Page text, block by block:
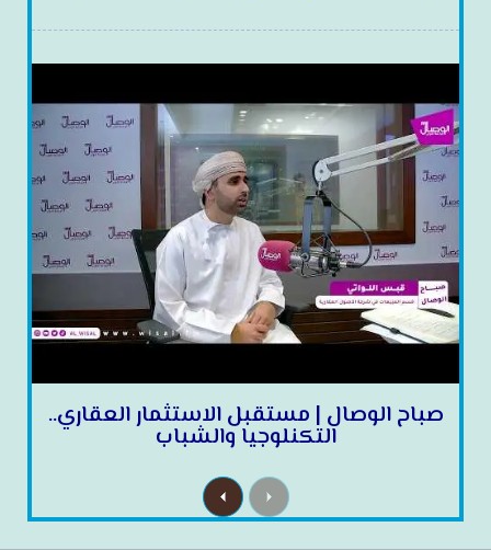
صباح الوصال | مستقبل الاستثمار العقاري..
التكنلوجيا والشباب
P
r
e
N
e
x